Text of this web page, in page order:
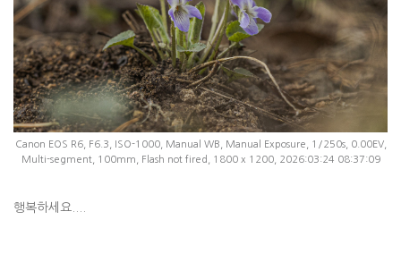
Canon EOS R6, F6.3, ISO-1000, Manual WB, Manual Exposure, 1/250s, 0.00EV,
Multi-segment, 100mm, Flash not fired, 1800 x 1200, 2026:03:24 08:37:09
행복하세요....